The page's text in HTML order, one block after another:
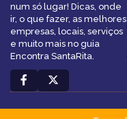
num só lugar! Dicas, onde
ir, o que fazer, as melhores
empresas, locais, serviços
e muito mais no guia
Encontra SantaRita.